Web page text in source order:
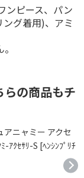
ピース、パン
グ着用)、アミ
らの商品もチ
ニャミー アクセ
-ｱｸｾｻﾘ-S [ﾍﾝｼﾝﾌﾟﾘﾁ